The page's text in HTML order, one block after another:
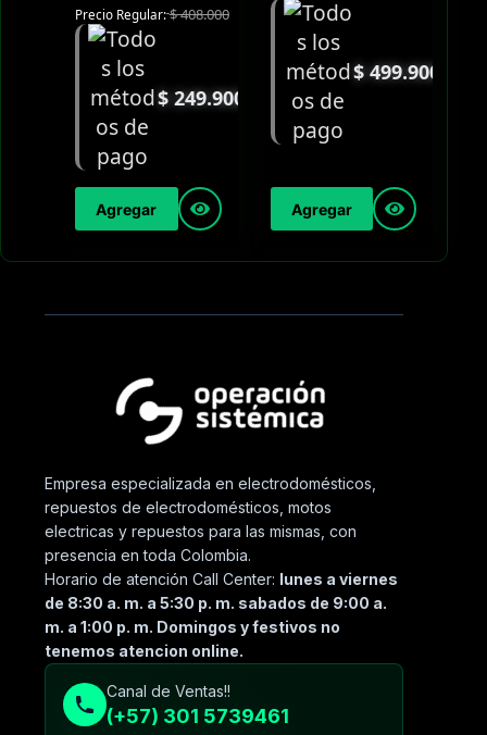
Precio Regular:$408.000
$249.900
Agregar
$499.900
Agregar
Empresa especializada en electrodomésticos,
repuestos de electrodomésticos, motos
electricas y repuestos para las mismas, con
presencia en toda Colombia.
Horario de atención Call Center: lunes a viernes
de 8:30 a. m. a 5:30 p. m. sabados de 9:00 a.
m. a 1:00 p. m. Domingos y festivos no
tenemos atencion online.
Canal de Ventas!!
(+57) 301 5739461